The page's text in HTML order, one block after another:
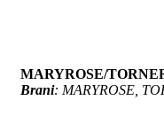
MARYROSE/
Brani: MARYROSE,